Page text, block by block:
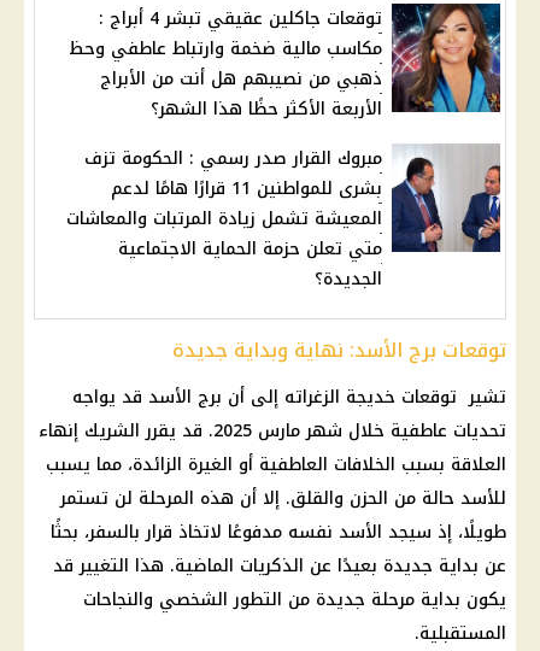
توقعات جاكلين عقيقي تبشر 4 أبراج :
مكاسب مالية ضخمة وارتباط عاطفي وحظ
ذهبي من نصيبهم هل أنت من الأبراج
الأربعة الأكثر حظًا هذا الشهر؟
مبروك القرار صدر رسمي : الحكومة تزف
بشرى للمواطنين 11 قرارًا هامًا لدعم
المعيشة تشمل زيادة المرتبات والمعاشات
متي تعلن حزمة الحماية الاجتماعية
الجديدة؟
توقعات برج الأسد: نهاية وبداية جديدة
تشير توقعات خديجة الزغراته إلى أن برج الأسد قد يواجه
تحديات عاطفية خلال شهر مارس
2025. قد يقرر الشريك إنهاء
العلاقة بسبب الخلافات العاطفية أو الغيرة الزائدة، مما يسبب
للأسد حالة من الحزن والقلق. إلا أن هذه المرحلة لن تستمر
طويلًا، إذ سيجد الأسد نفسه مدفوعًا لاتخاذ قراربالسفر، بحثًا
عن بداية جديدة بعيدًا عن الذكريات الماضية. هذا التغيير قد
يكون بداية مرحلة جديدة من التطور الشخصي والنجاحات
المستقبلية.